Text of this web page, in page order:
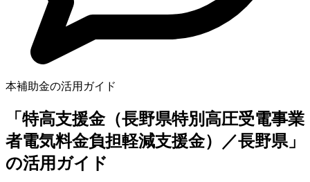
本補助金の活用ガイド
「特高支援金（長野県特別高圧受電事業
者電気料金負担軽減支援金）／長野県」
の活用ガイド